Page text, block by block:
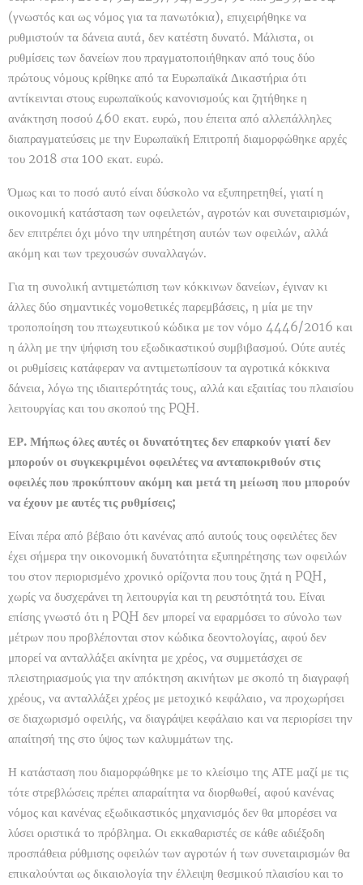
(γνωστός και ως νόμος για τα πανωτόκια), επιχειρήθηκε να
ρυθμιστούν τα δάνεια αυτά, δεν κατέστη δυνατό. Μάλιστα, οι
ρυθμίσεις των δανείων που πραγματοποιήθηκαν από τους δύο
πρώτους νόμους κρίθηκε από τα Ευρωπαϊκά Δικαστήρια ότι
αντίκεινται στους ευρωπαϊκούς κανονισμούς και ζητήθηκε η
ανάκτηση ποσού 460 εκατ. ευρώ, που έπειτα από αλλεπάλληλες
διαπραγματεύσεις με την Ευρωπαϊκή Επιτροπή διαμορφώθηκε αρχές
του 2018 στα 100 εκατ. ευρώ.
Όμως και το ποσό αυτό είναι δύσκολο να εξυπηρετηθεί, γιατί η
οικονομική κατάσταση των οφειλετών, αγροτών και συνεταιρισμών,
δεν επιτρέπει όχι μόνο την υπηρέτηση αυτών των οφειλών, αλλά
ακόμη και των τρεχουσών συναλλαγών.
Για τη συνολική αντιμετώπιση των κόκκινων δανείων, έγιναν κι
άλλες δύο σημαντικές νομοθετικές παρεμβάσεις, η μία με την
τροποποίηση του πτωχευτικού κώδικα με τον νόμο 4446/2016 και
η άλλη με την ψήφιση του εξωδικαστικού συμβιβασμού. Ούτε αυτές
οι ρυθμίσεις κατάφεραν να αντιμετωπίσουν τα αγροτικά κόκκινα
δάνεια, λόγω της ιδιαιτερότητάς τους, αλλά και εξαιτίας του πλαισίου
λειτουργίας και του σκοπού της PQH.
ΕΡ. Μήπως όλες αυτές οι δυνατότητες δεν επαρκούν γιατί δεν
μπορούν οι συγκεκριμένοι οφειλέτες να ανταποκριθούν στις
οφειλές που προκύπτουν ακόμη και μετά τη μείωση που μπορούν
να έχουν με αυτές τις ρυθμίσεις;
Είναι πέρα από βέβαιο ότι κανένας από αυτούς τους οφειλέτες δεν
έχει σήμερα την οικονομική δυνατότητα εξυπηρέτησης των οφειλών
του στον περιορισμένο χρονικό ορίζοντα που τους ζητά η PQH,
χωρίς να δυσχεράνει τη λειτουργία και τη ρευστότητά του. Είναι
επίσης γνωστό ότι η PQH δεν μπορεί να εφαρμόσει το σύνολο των
μέτρων που προβλέπονται στον κώδικα δεοντολογίας, αφού δεν
μπορεί να ανταλλάξει ακίνητα με χρέος, να συμμετάσχει σε
πλειστηριασμούς για την απόκτηση ακινήτων με σκοπό τη διαγραφή
χρέους, να ανταλλάξει χρέος με μετοχικό κεφάλαιο, να προχωρήσει
σε διαχωρισμό οφειλής, να διαγράψει κεφάλαιο και να περιορίσει την
απαίτησή της στο ύψος των καλυμμάτων της.
Η κατάσταση που διαμορφώθηκε με το κλείσιμο της ΑΤΕ μαζί με τις
τότε στρεβλώσεις πρέπει απαραίτητα να διορθωθεί, αφού κανένας
νόμος και κανένας εξωδικαστικός μηχανισμός δεν θα μπορέσει να
λύσει οριστικά το πρόβλημα. Οι εκκαθαριστές σε κάθε αδιέξοδη
προσπάθεια ρύθμισης οφειλών των αγροτών ή των συνεταιρισμών θα
επικαλούνται ως δικαιολογία την έλλειψη θεσμικού πλαισίου και το